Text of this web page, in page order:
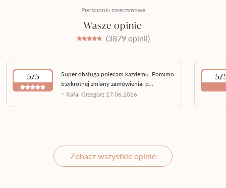
Pierścionki zaręczynowe
Wasze opinie
(3879 opinii)
5/5
Super obsługa polecam każdemu. Pomimo
trzykrotnej zmiany zamówienia, p...
~ Rafal Grzegorz 17.06.2026
5/
Zobacz wszystkie opinie